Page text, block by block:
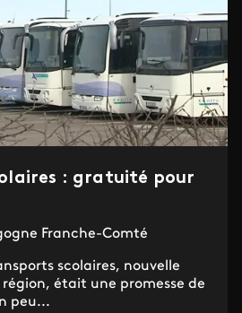
: gratuité pour
Franche-Comté
scolaires, nouvelle
était une promesse de
peu...